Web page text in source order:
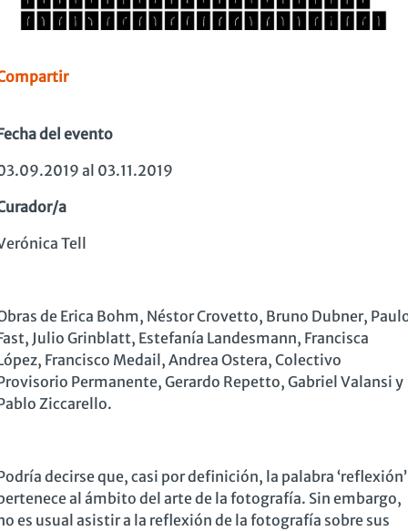
del evento
al 03.11.2019
a
Tell
de Erica Bohm, Néstor Crovetto, Bruno Dubner,
Julio Grinblatt, Estefanía Landesmann, Francisca
Francisco Medail, Andrea Ostera, Colectivo
Permanente, Gerardo Repetto, Gabriel Valansi y
Ziccarello.
decirse que, casi por definición, la palabra ‘reflexión’
al ámbito del arte de la fotografía. Sin embargo,
es usual asistir a la reflexión de la fotografía sobre sus